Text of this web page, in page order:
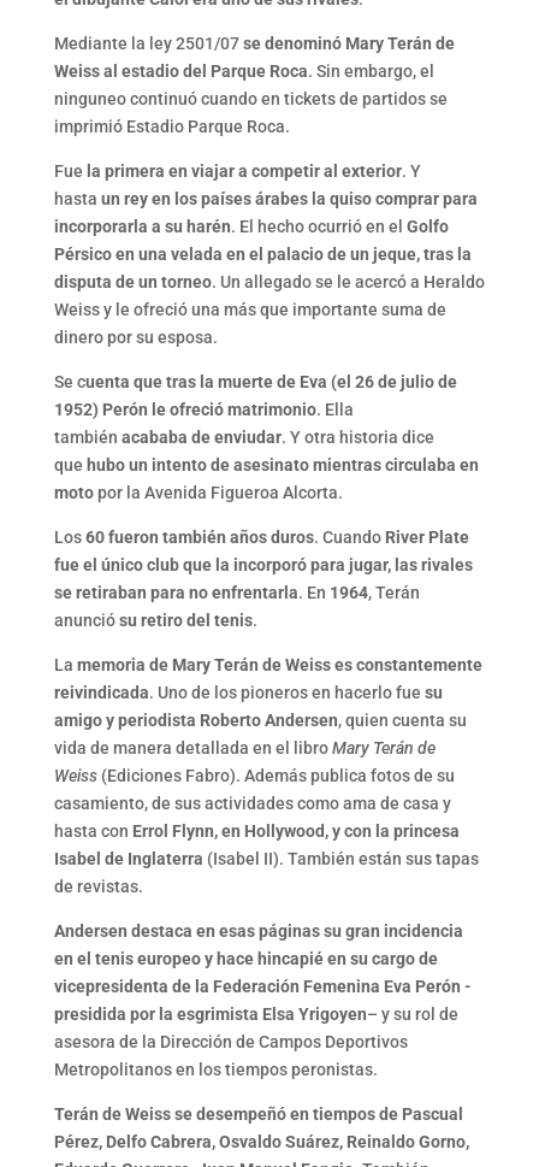
Mediante la ley 2501/07se denominó Mary Terán de
Weiss al estadio del Parque Roca. Sin embargo, el
ninguneo continuó cuando en tickets de partidos se
imprimió Estadio Parque Roca.
Fue la primera en viajar a competir al exterior. Y
hasta un rey en los países árabes la quiso comprar para
incorporarla a su harén. El hecho ocurrió en el Golfo
Pérsico en una velada en el palacio de un jeque, tras la
disputa de un torneo. Un allegado se le acercó a Heraldo
Weiss y le ofreció una más que importante suma de
dinero por su esposa.
Se cuenta que tras la muerte de Eva (el 26 de julio de
1952) Perón le ofreció matrimonio. Ella
también acababa de enviudar. Y otra historia dice
que hubo un intento de asesinato mientras circulaba en
motopor la Avenida Figueroa Alcorta.
Los60 fueron también años duros. Cuando River Plate
fue el único club que la incorporó para jugar, las rivales
se retiraban para no enfrentarla. En 1964, Terán
anunciósu retiro del tenis.
La memoria de Mary Terán de Weiss es constantemente
reivindicada. Uno de los pioneros en hacerlo fue su
amigo y periodista Roberto Andersen, quien cuenta su
vida de manera detallada en el libroMary Terán de
Weiss(Ediciones Fabro). Además publica fotos de su
casamiento, de sus actividades como ama de casa y
hasta con Errol Flynn, en Hollywood, y con la princesa
Isabel de Inglaterra (Isabel II). También están sus tapas
de revistas.
Andersen destaca en esas páginas su gran incidencia
en el tenis europeo y hace hincapié en su cargo de
vicepresidenta de la Federación Femenina Eva Perón -
presidida por la esgrimista Elsa Yrigoyen– y su rol de
asesora de la Dirección de Campos Deportivos
Metropolitanos en los tiempos peronistas.
Terán de Weiss se desempeñó en tiempos de Pascual
Pérez, Delfo Cabrera, Osvaldo Suárez, Reinaldo Gorno,